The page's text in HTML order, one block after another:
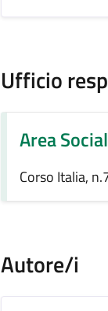
Ufficio
Area
Corso Italia,
Autore/i